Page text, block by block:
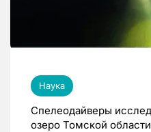
Наука
Спелеодайверы
озеро Томской области